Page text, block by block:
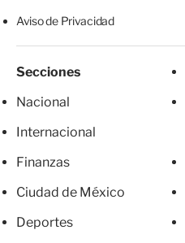
Aviso de Privacidad
Secciones
Nacional
Internacional
Finanzas
Ciudad de México
Deportes